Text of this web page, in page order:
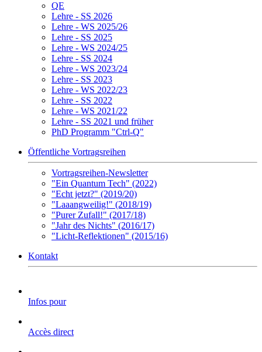
QE
Lehre - SS 2026
Lehre - WS 2025/26
Lehre - SS 2025
Lehre - WS 2024/25
Lehre - SS 2024
Lehre - WS 2023/24
Lehre - SS 2023
Lehre - WS 2022/23
Lehre - SS 2022
Lehre - WS 2021/22
Lehre - SS 2021 und früher
PhD Programm "Ctrl-Q"
Öffentliche Vortragsreihen
Vortragsreihen-Newsletter
"Ein Quantum Tech" (2022)
"Echt jetzt?" (2019/20)
"Laaangweilig!" (2018/19)
"Purer Zufall!" (2017/18)
"Jahr des Nichts" (2016/17)
"Licht-Reflektionen" (2015/16)
Kontakt
Infos pour
Accès direct